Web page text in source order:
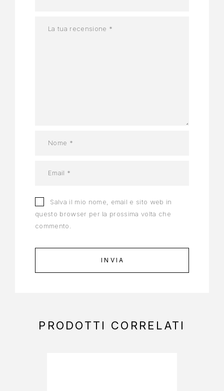
Salva il mio nome, email e sito web in
questo browser per la prossima volta che
commento.
PRODOTTI CORRELATI